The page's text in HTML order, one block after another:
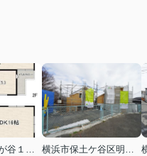
横浜市旭区金が谷１丁目
横浜市保土ケ谷区明神台